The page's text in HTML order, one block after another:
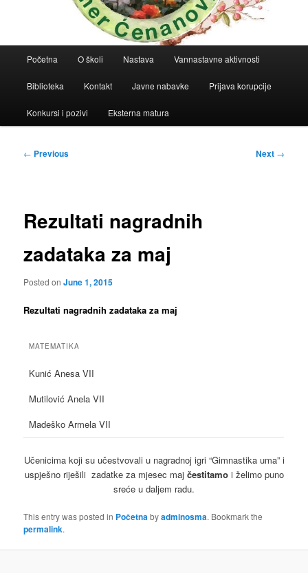
Početna O školi Nastava Vannastavne aktivnosti
Biblioteka Kontakt Javne nabavke Prijava korupcije
Konkursi i pozivi Eksterna matura
Post
← Previous Next →
Rezultati nagradnih
zadataka za maj
Posted onJune 1, 2015
Rezultati nagradnih zadataka za maj
MATEMATIKA
Kunić Anesa VII
Mutilović Anela VII
Madeško Armela VII
Učenicima koji su učestvovali u nagradnoj igri “Gimnastika uma” i
uspješno riješili zadatke za mjesec maj čestitamo i želimo puno
sreće u daljem radu.
This entry was posted in Početnabyadminosma. Bookmark the
permalink.